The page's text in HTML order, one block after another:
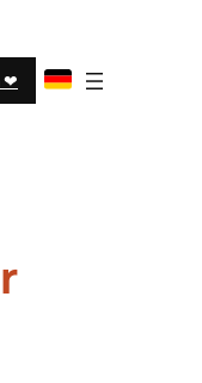
❤︎